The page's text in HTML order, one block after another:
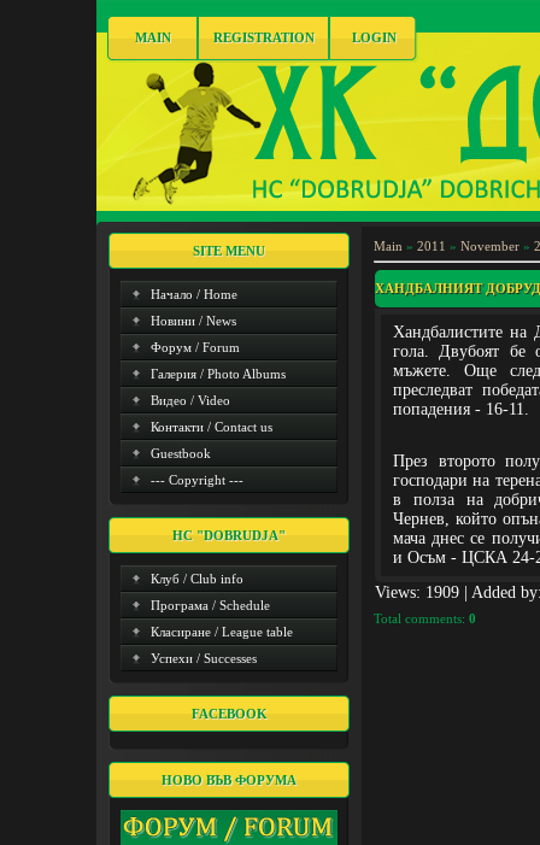
MAIN REGISTRATION LOGIN
SITE MENU
Начало / Home
Новини / News
Форум / Forum
Галерия / Photo Albums
Видео / Video
Контакти / Contact us
Guestbook
--- Copyright ---
HC "DOBRUDJA"
Клуб / Club info
Програма / Schedule
Класиране / League table
Успехи / Successes
FACEBOOK
НОВО ВЪВ ФОРУМА
Main » 2011 » November »
ХАНДБАЛНИЯТ
Хандбалистите на
гола. Двубоят бе
мъжете. Още
преследват
попадения - 16-11.
През второто
господари на
в полза на
Чернев, който
мача днес се
и Осъм - ЦСКА 24-
Views: 1909 | Added by
Total comments: 0